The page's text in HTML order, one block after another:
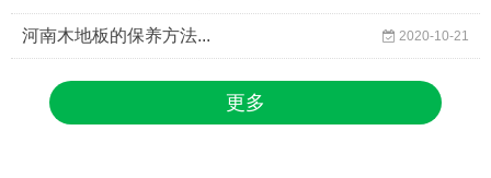
2020-10-21
河南木地板的保养方法...
更多